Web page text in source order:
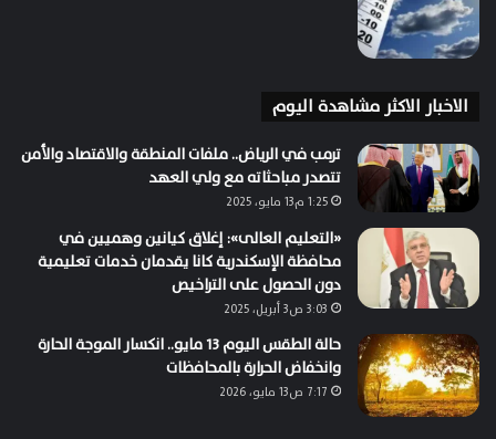
الاخبار الاكثر مشاهدة اليوم
ترمب في الرياض.. ملفات المنطقة والاقتصاد والأمن
تتصدر مباحثاته مع ولي العهد
1:25 م13 مايو، 2025
«التعليم العالى»: إغلاق كيانين وهميين في
محافظة الإسكندرية كانا يقدمان خدمات تعليمية
دون الحصول على التراخيص
3:03 ص3 أبريل، 2025
حالة الطقس اليوم 13 مايو.. انكسار الموجة الحارة
وانخفاض الحرارة بالمحافظات
7:17 ص13 مايو، 2026